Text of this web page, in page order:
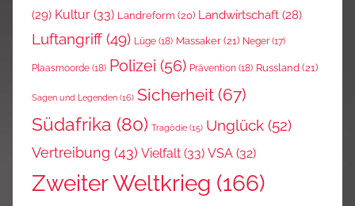
(29) Kultur (33) Landreform (20) Landwirtschaft (28)
Luftangriff (49) Lüge (18) Massaker (21) Neger (17)
Plaasmoorde (18) Polizei (56) Prävention (18) Russland (21)
Sagen und Legenden (16) Sicherheit (67)
Südafrika (80) Tragödie (15) Unglück (52)
Vertreibung (43) Vielfalt (33) VSA (32)
Zweiter Weltkrieg (166)